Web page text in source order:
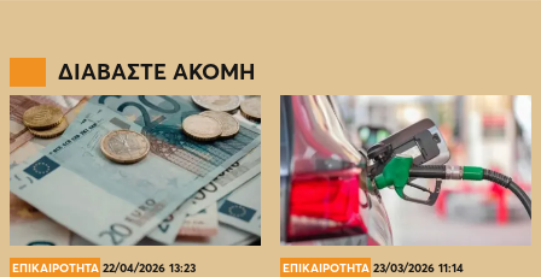
ΔΙΑΒΑΣΤΕ ΑΚΟΜΗ
ΕΠΙΚΑΙΡΟΤΗΤΑ 22/04/2026 13:23 ΕΠΙΚΑΙΡΟΤΗΤΑ 23/03/2026 11:14